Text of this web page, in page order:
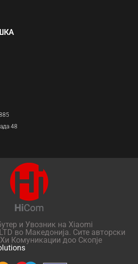
48
и Увозник на Xiaomi
во Македонија. Сите авторски
Комуникации доо Скопје